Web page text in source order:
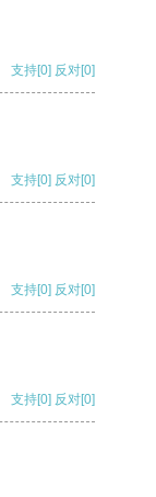
支持[0] 反对[0]
支持[0] 反对[0]
支持[0] 反对[0]
支持[0] 反对[0]